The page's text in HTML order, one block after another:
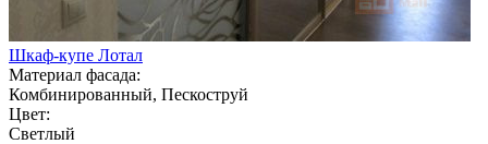
Шкаф-купе Лотал
Материал фасада:
Комбинированный, Пескоструй
Цвет:
Светлый